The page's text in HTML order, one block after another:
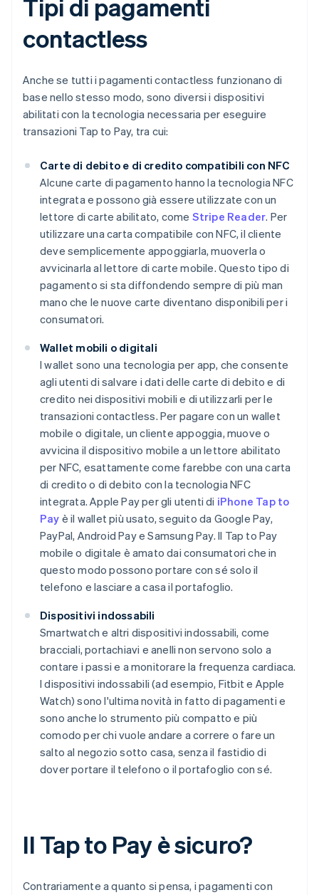
Tipi di pagamenti
contactless
Anche se tutti i pagamenti contactless funzionano di
base nello stesso modo, sono diversi i dispositivi
abilitati con la tecnologia necessaria per eseguire
transazioni Tap to Pay, tra cui:
Carte di debito e di credito compatibili con NFC
Alcune carte di pagamento hanno la tecnologia NFC
integrata e possono già essere utilizzate con un
lettore di carte abilitato, come Stripe Reader. Per
utilizzare una carta compatibile con NFC, il cliente
deve semplicemente appoggiarla, muoverla o
avvicinarla al lettore di carte mobile. Questo tipo di
pagamento si sta diffondendo sempre di più man
mano che le nuove carte diventano disponibili per i
consumatori.
Wallet mobili o digitali
I wallet sono una tecnologia per app, che consente
agli utenti di salvare i dati delle carte di debito e di
credito nei dispositivi mobili e di utilizzarli per le
transazioni contactless. Per pagare con un wallet
mobile o digitale, un cliente appoggia, muove o
avvicina il dispositivo mobile a un lettore abilitato
per NFC, esattamente come farebbe con una carta
di credito o di debito con la tecnologia NFC
integrata. Apple Pay per gli utenti di iPhone Tap to
Pay è il wallet più usato, seguito da Google Pay,
PayPal, Android Pay e Samsung Pay. Il Tap to Pay
mobile o digitale è amato dai consumatori che in
questo modo possono portare con sé solo il
telefono e lasciare a casa il portafoglio.
Dispositivi indossabili
Smartwatch e altri dispositivi indossabili, come
bracciali, portachiavi e anelli non servono solo a
contare i passi e a monitorare la frequenza cardiaca.
I dispositivi indossabili (ad esempio, Fitbit e Apple
Watch) sono l'ultima novità in fatto di pagamenti e
sono anche lo strumento più compatto e più
comodo per chi vuole andare a correre o fare un
salto al negozio sotto casa, senza il fastidio di
dover portare il telefono o il portafoglio con sé.
Il Tap to Pay è sicuro?
Contrariamente a quanto si pensa, i pagamenti con